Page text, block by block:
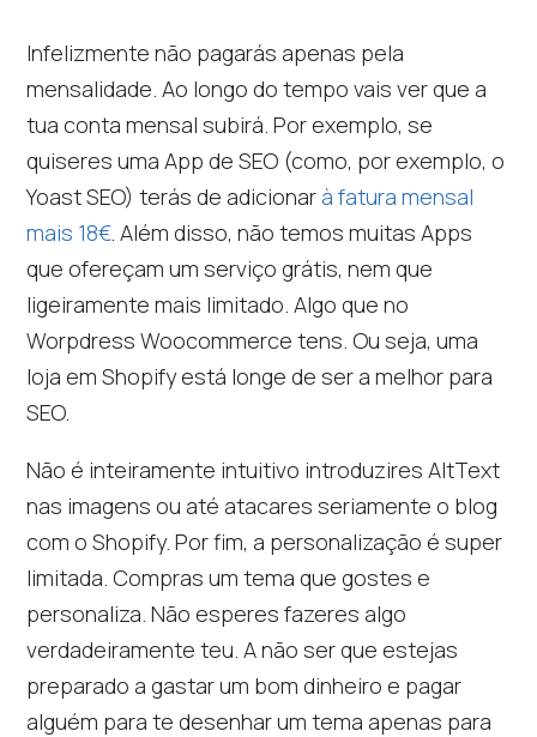
Infelizmente não pagarás apenas pela
mensalidade. Ao longo do tempo vais ver que a
tua conta mensal subirá. Por exemplo, se
quiseres uma App de SEO (como, por exemplo, o
Yoast SEO) terás de adicionar à fatura mensal
mais 18€. Além disso, não temos muitas Apps
que ofereçam um serviço grátis, nem que
ligeiramente mais limitado. Algo que no
Worpdress Woocommerce tens. Ou seja, uma
loja em Shopify está longe de ser a melhor para
SEO.
Não é inteiramente intuitivo introduzires AltText
nas imagens ou até atacares seriamente o blog
com o Shopify. Por fim, a personalização é super
limitada. Compras um tema que gostes e
personaliza. Não esperes fazeres algo
verdadeiramente teu. A não ser que estejas
preparado a gastar um bom dinheiro e pagar
alguém para te desenhar um tema apenas para